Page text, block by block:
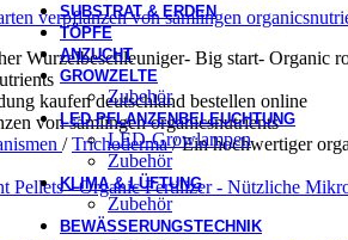
SUBSTRAT & ERDEN
TÖPFE
ANZUCHT
GROWZELTE
Zubehör
LED PFLANZENBELEUCHTUNG
LED-Growlampen
Zubehör
KLIMA & LÜFTUNG
Zubehör
BEWÄSSERUNGSTECHNIK
/ Trichoderma/ Ein hochwertiger
Pellets - Organic Fertilizer - Nützliche